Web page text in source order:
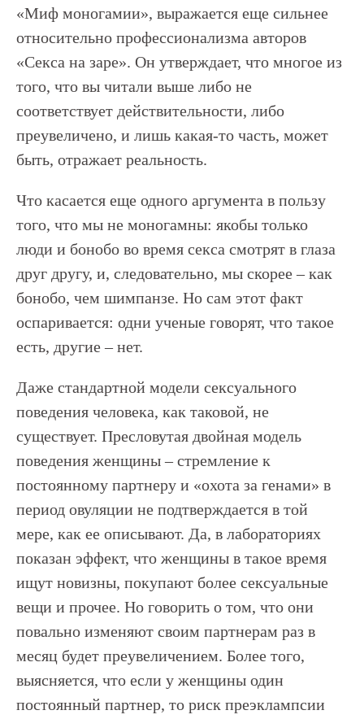
«Миф моногамии», выражается еще сильнее
относительно профессионализма авторов
«Секса на заре». Он утверждает, что многое из
того, что вы читали выше либо не
соответствует действительности, либо
преувеличено, и лишь какая-то часть, может
быть, отражает реальность.
Что касается еще одного аргумента в пользу
того, что мы не моногамны: якобы только
люди и бонобо во время секса смотрят в глаза
друг другу, и, следовательно, мы скорее – как
бонобо, чем шимпанзе. Но сам этот факт
оспаривается: одни ученые говорят, что такое
есть, другие – нет.
Даже стандартной модели сексуального
поведения человека, как таковой, не
существует. Пресловутая двойная модель
поведения женщины – стремление к
постоянному партнеру и «охота за генами» в
период овуляции не подтверждается в той
мере, как ее описывают. Да, в лабораториях
показан эффект, что женщины в такое время
ищут новизны, покупают более сексуальные
вещи и прочее. Но говорить о том, что они
повально изменяют своим партнерам раз в
месяц будет преувеличением. Более того,
выясняется, что если у женщины один
постоянный партнер, то риск преэклампсии